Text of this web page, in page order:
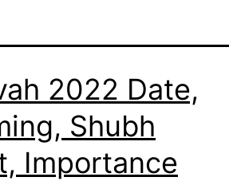
2022 Date,
Shubh
Importance